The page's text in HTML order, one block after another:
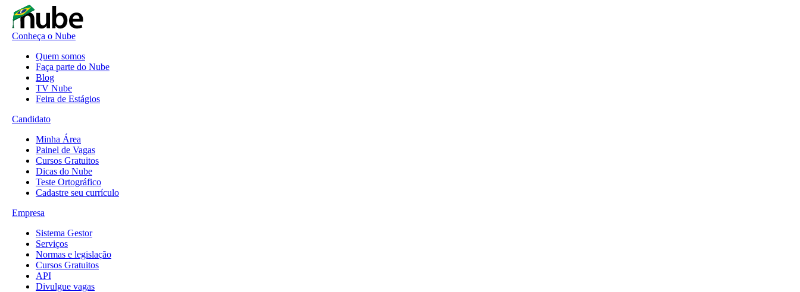
Conheça o Nube
Quem somos
Faça parte do Nube
Blog
TV Nube
Feira de Estágios
Candidato
Minha Área
Painel de Vagas
Cursos Gratuitos
Dicas do Nube
Teste Ortográfico
Cadastre seu currículo
Empresa
Sistema Gestor
Serviços
Normas e legislação
Cursos Gratuitos
API
Divulgue vagas